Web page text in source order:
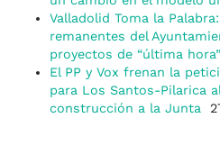
Valladolid Toma la
remanentes del
proyectos de “última
El PP y Vox frenan la
para Los Santos-Pilarica
construcción a la Junta